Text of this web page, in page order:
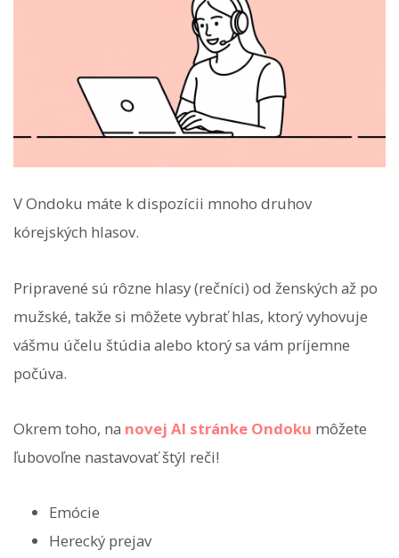
V Ondoku máte k dispozícii mnoho druhov
kórejských hlasov.
Pripravené sú rôzne hlasy (rečníci) od ženských až po
mužské, takže si môžete vybrať hlas, ktorý vyhovuje
vášmu účelu štúdia alebo ktorý sa vám príjemne
počúva.
Okrem toho, na novej AI stránke Ondoku môžete
ľubovoľne nastavovať štýl reči!
Emócie
Herecký prejav